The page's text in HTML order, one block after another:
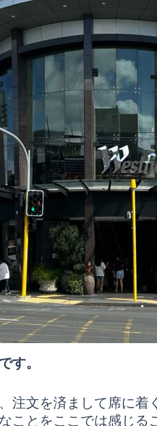
す。
注文を済まして席に
ことをここでは感じる